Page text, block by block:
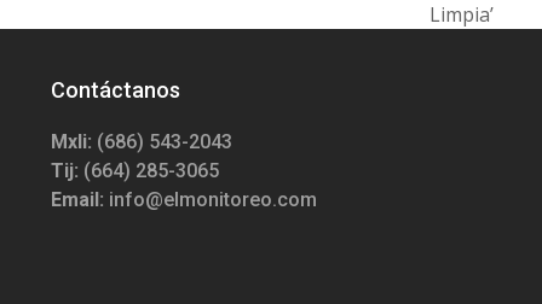
Limpia’
Contáctanos
Mxli: (686) 543-2043
Tij: (664) 285-3065
Email: info@elmonitoreo.com